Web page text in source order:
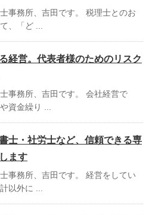
事務所、吉田です。 税理士とのお
、「ど ...
経営。代表者様のためのリスク
事務所、吉田です。 会社経営で
資金繰り ...
士・社労士など、信頼できる専
ます
事務所、吉田です。 経営をしてい
以外に ...